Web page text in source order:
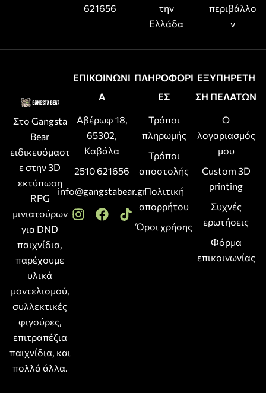
621656
την
Ελλάδα
περιβάλλο
ν
Στο Gangsta
Bear
ειδικευόμαστ
ε στην 3D
εκτύπωση
RPG
μινιατούρων
για DND
παιχνίδια,
παρέχουμε
υλικά
μοντελισμού,
συλλεκτικές
φιγούρες,
επιτραπέζια
παιχνίδια, και
πολλά άλλα.
ΕΠΙΚΟΙΝΩΝΙ
Α
Αβέρωφ 18,
65302,
Καβάλα
2510 621656
info@gangstabear.gr
ΠΛΗΡΟΦΟΡΙ
ΕΣ
Τρόποι
πληρωμής
Τρόποι
αποστολής
Πολιτική
απορρήτου
Όροι χρήσης
ΕΞΥΠΗΡΕΤΗ
ΣΗ ΠΕΛΑΤΩΝ
Ο
λογαριασμός
μου
Custom 3D
printing
Συχνές
ερωτήσεις
Φόρμα
επικοινωνίας